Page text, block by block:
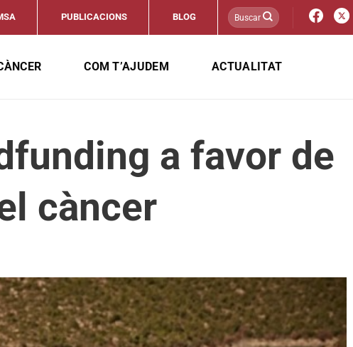
PUBLICACIONS BLOG
COM T’AJUDEM ACTUALITAT
a favor de
càncer